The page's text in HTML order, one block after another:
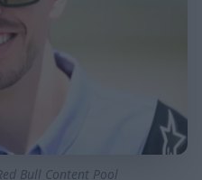
Bull Content Pool